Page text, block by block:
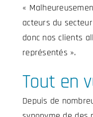
«
acteurs du
donc nos clients
représentés ».
Tout en
Depuis de